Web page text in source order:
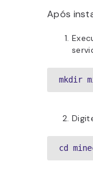
Após
mkdir
cd